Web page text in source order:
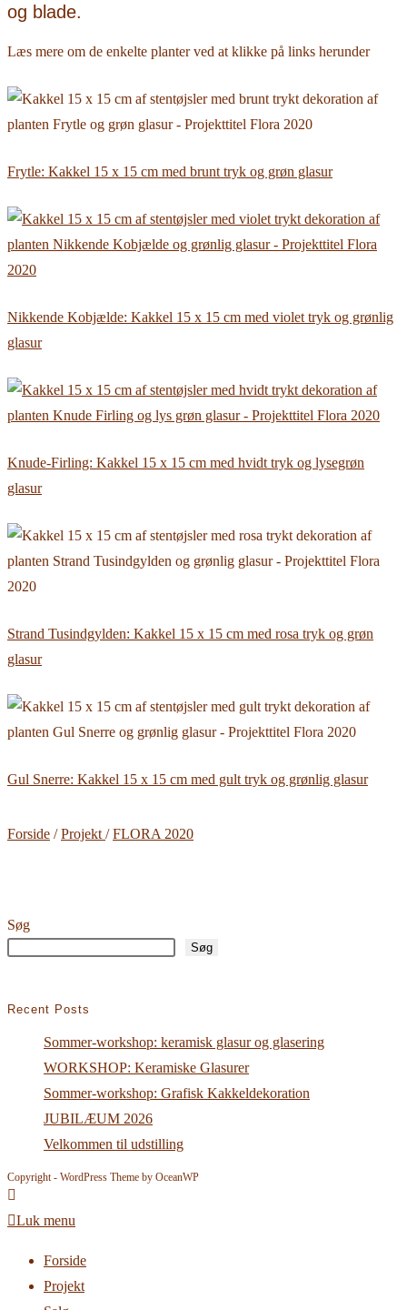
og blade.
Læs mere om de enkelte planter ved at klikke på links herunder
Frytle: Kakkel 15 x 15 cm med brunt tryk og grøn glasur
Nikkende Kobjælde: Kakkel 15 x 15 cm med violet tryk og grønlig
glasur
Knude-Firling: Kakkel 15 x 15 cm med hvidt tryk og lysegrøn
glasur
Strand Tusindgylden: Kakkel 15 x 15 cm med rosa tryk og grøn
glasur
Gul Snerre: Kakkel 15 x 15 cm med gult tryk og grønlig glasur
Forside /Projekt /FLORA 2020
Søg
Søg
Recent Posts
Sommer-workshop: keramisk glasur og glasering
WORKSHOP: Keramiske Glasurer
Sommer-workshop: Grafisk Kakkeldekoration
JUBILÆUM 2026
Velkommen til udstilling
Copyright - WordPress Theme by OceanWP
Luk menu
Forside
Projekt